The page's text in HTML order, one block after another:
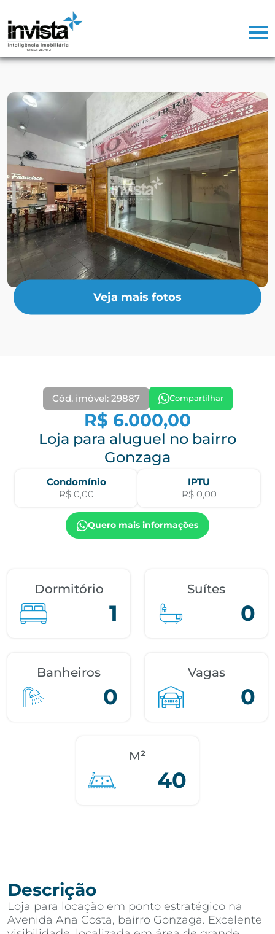
Veja mais fotos
Cód. imóvel: 29887 Compartilhar
R$ 6.000,00
Loja para aluguel no bairro
Gonzaga
Condomínio
R$ 0,00
IPTU
R$ 0,00
Quero mais informações
Dormitório
1
Suítes
0
Banheiros
0
Vagas
0
M²
40
Descrição
Loja para locação em ponto estratégico na
Avenida Ana Costa, bairro Gonzaga. Excelente